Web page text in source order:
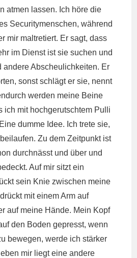
atmen lassen. Ich höre die
Securitymenschen, während
mir maltretiert. Er sagt, dass
im Dienst ist sie suchen und
andere Abscheulichkeiten. Er
sonst schlägt er sie, nennt
werden meine Beine
ich mit hochgerutschtem Pulli
dumme Idee. Ich trete sie,
Zu dem Zeitpunkt ist
durchnässt und über und
Auf mir sitzt ein
sein Knie zwischen meine
mit einem Arm auf
auf meine Hände. Mein Kopf
den Boden gepresst, wenn
bewegen, werde ich stärker
mir liegt eine andere